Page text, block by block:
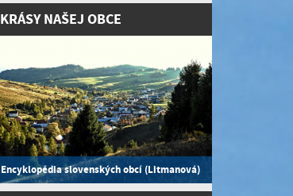
KRÁSY NAŠEJ OBCE
Encyklopédia slovenských obcí (Litmanová)